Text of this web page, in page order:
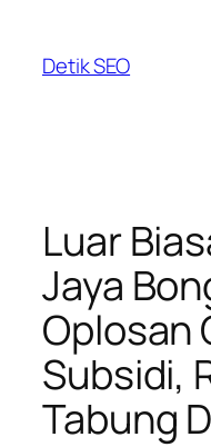
content
Detik SEO
Luar
Jaya
Oplosan
Subsidi,
Tabung